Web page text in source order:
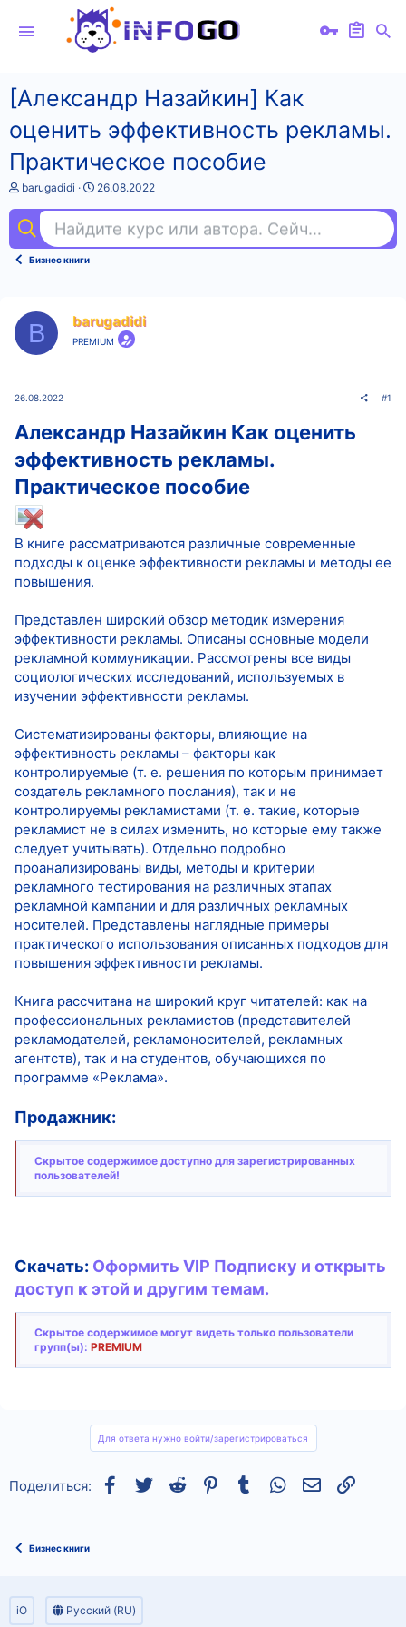
[Александр Назайкин] Как
оценить эффективность рекламы.
Практическое пособие
А
т
о
т
barugadidi
Д
а
н
а
26.08.2022
Найдите курс или автора. Сейчас ищут
Бизнес книги
B barugadidi
PREMIUM
26.08.2022 #1
Александр Назайкин Как оценить
эффективность рекламы.
Практическое пособие
В книге рассматриваются различные современные
подходы к оценке эффективности рекламы и методы ее
повышения.
Представлен широкий обзор методик измерения
эффективности рекламы. Описаны основные модели
рекламной коммуникации. Рассмотрены все виды
социологических исследований, используемых в
изучении эффективности рекламы.
Систематизированы факторы, влияющие на
эффективность рекламы – факторы как
контролируемые (т. е. решения по которым принимает
создатель рекламного послания), так и не
контролируемы рекламистами (т. е. такие, которые
рекламист не в силах изменить, но которые ему также
следует учитывать). Отдельно подробно
проанализированы виды, методы и критерии
рекламного тестирования на различных этапах
рекламной кампании и для различных рекламных
носителей. Представлены наглядные примеры
практического использования описанных подходов для
повышения эффективности рекламы.
Книга рассчитана на широкий круг читателей: как на
профессиональных рекламистов (представителей
рекламодателей, рекламоносителей, рекламных
агентств), так и на студентов, обучающихся по
программе «Реклама».
Продажник:
Скрытое содержимое доступно для зарегистрированных
пользователей!
Скачать: Оформить VIP Подписку и открыть
доступ к этой и другим темам.
Скрытое содержимое могут видеть только пользователи
групп(ы): PREMIUM
Для ответа нужно войти/зарегистрироваться
Поделиться: Facebook
TwitterReddit Pinterest
Tumblr WhatsAppСсылка
Бизнес книги
iO Русский (RU)